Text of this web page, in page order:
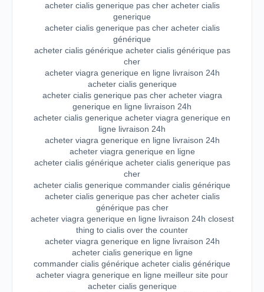
acheter cialis generique pas cher acheter cialis
generique
acheter cialis generique pas cher acheter cialis
générique
acheter cialis générique acheter cialis générique pas
cher
acheter viagra generique en ligne livraison 24h
acheter cialis generique
acheter cialis generique pas cher acheter viagra
generique en ligne livraison 24h
acheter cialis generique acheter viagra generique en
ligne livraison 24h
acheter viagra generique en ligne livraison 24h
acheter viagra generique en ligne
acheter cialis générique acheter cialis generique pas
cher
acheter cialis generique commander cialis générique
acheter cialis generique pas cher acheter cialis
générique pas cher
acheter viagra generique en ligne livraison 24h closest
thing to cialis over the counter
acheter viagra generique en ligne livraison 24h
acheter cialis generique en ligne
commander cialis générique acheter cialis générique
acheter viagra generique en ligne meilleur site pour
acheter cialis generique